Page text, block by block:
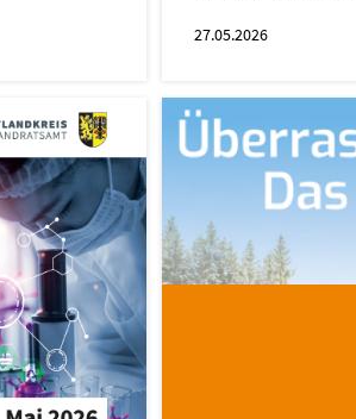
27.05.2026